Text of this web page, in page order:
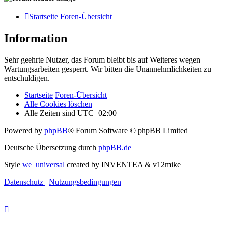
Startseite Foren-Übersicht
Information
Sehr geehrte Nutzer, das Forum bleibt bis auf Weiteres wegen
Wartungsarbeiten gesperrt. Wir bitten die Unannehmlichkeiten zu
entschuldigen.
Startseite Foren-Übersicht
Alle Cookies löschen
Alle Zeiten sind UTC+02:00
Powered by phpBB® Forum Software © phpBB Limited
Deutsche Übersetzung durch phpBB.de
Style we_universal created by INVENTEA & v12mike
Datenschutz | Nutzungsbedingungen